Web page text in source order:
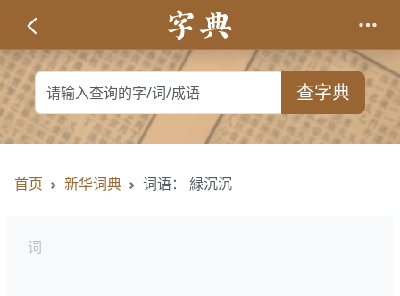
查字典
首页 新华词典 词语： 緑沉沉
词